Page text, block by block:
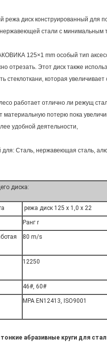
режа диск конструированный для
стали с минимальным
125×1 mm особый тип
отрезать. Этот диск также
стеклоткани, которая
работает отлично ли режущ
материальную потерю пока
удобной деятельности,
Сталь, нержавеющая сталь,
диска:
режа диск 125 x 1,0 x 22
Ранг r
80 m/s
12250
46#, 60#
MPA EN12413, ISO9001
абразивные круги для